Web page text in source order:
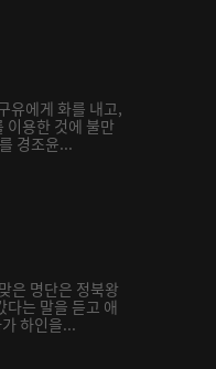
유에게 화를 내고,
이용한 것에 불만
경조윤...
은 명단은 정북왕
다는 말을 듣고 애
하인을...